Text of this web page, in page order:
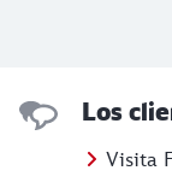
Los
Visita